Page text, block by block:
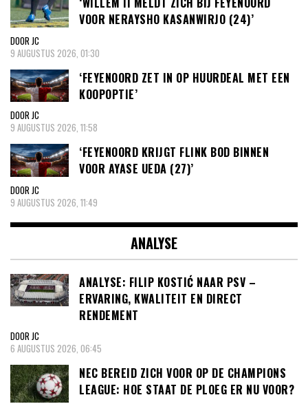
VOOR NERAYSHO KASANWIRJO (24)’
DOOR JC
9 AUGUSTUS 2026, 01:30
‘FEYENOORD ZET IN OP HUURDEAL MET EEN
KOOPOPTIE’
DOOR JC
9 AUGUSTUS 2026, 11:58
‘FEYENOORD KRIJGT FLINK BOD BINNEN
VOOR AYASE UEDA (27)’
DOOR JC
9 AUGUSTUS 2026, 11:49
ANALYSE
ANALYSE: FILIP KOSTIĆ NAAR PSV –
ERVARING, KWALITEIT EN DIRECT
RENDEMENT
DOOR JC
6 AUGUSTUS 2026, 06:45
NEC BEREID ZICH VOOR OP DE CHAMPIONS
LEAGUE: HOE STAAT DE PLOEG ER NU VOOR?